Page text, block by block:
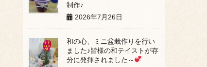
制作♪
2026年7月26日
和の心、ミニ盆栽作りを行い
ました♪皆様の和テイストが存
分に発揮されました～